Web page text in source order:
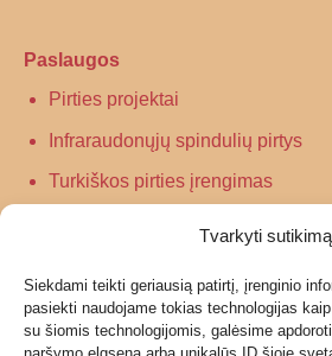
Tvarkyti sutikimą
Siekdami teikti geriausią patirtį, įrenginio
pasiekti naudojame tokias technologijas
su šiomis technologijomis, galėsime
Paslaugos
Pirties projektai
Infraraudonųjų spindulių pirtys
Turkiškos pirties įrengimas
Informacija
Grąžinimas